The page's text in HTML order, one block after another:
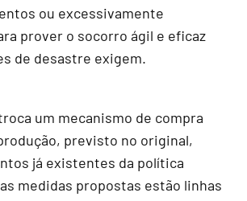
ou excessivamente
prover o socorro ágil e eficaz
de desastre exigem.
um mecanismo de compra
previsto no original,
já existentes da política
medidas propostas estão linhas